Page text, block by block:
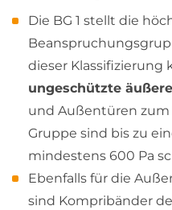
Die BG 1 stellt die
dieser Klassifizierung
ungeschützte
und Außentüren zum
Gruppe sind bis zu
mindestens 600 Pa
Ebenfalls für die
sind Kompribänder